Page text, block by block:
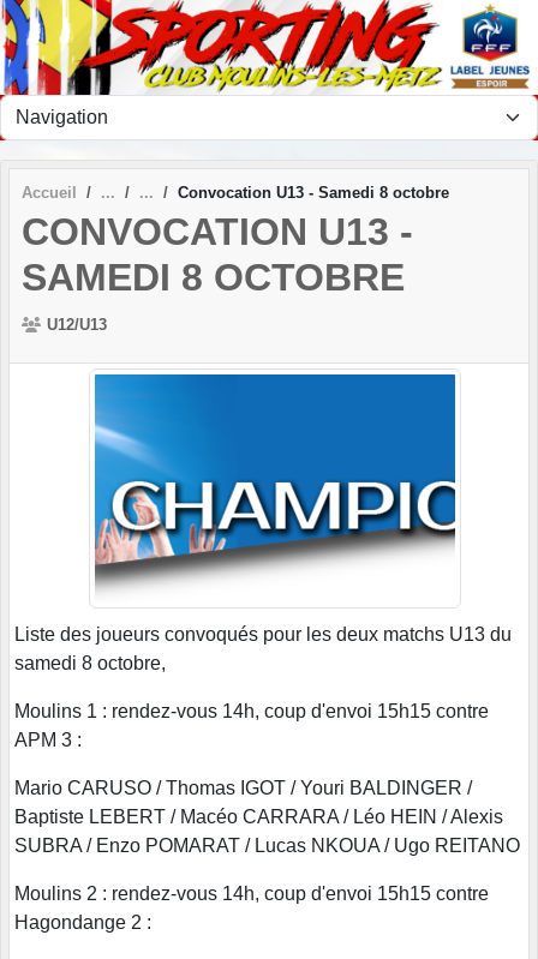
Accueil Convocation U13 - Samedi 8 octobre
CONVOCATION U13 -
SAMEDI 8 OCTOBRE
U12/U13
Liste des joueurs convoqués pour les deux matchs U13 du
samedi 8 octobre,
Moulins 1 : rendez-vous 14h, coup d'envoi 15h15 contre
APM 3 :
Mario CARUSO / Thomas IGOT / Youri BALDINGER /
Baptiste LEBERT / Macéo CARRARA / Léo HEIN / Alexis
SUBRA / Enzo POMARAT / Lucas NKOUA / Ugo REITANO
Moulins 2 : rendez-vous 14h, coup d'envoi 15h15 contre
Hagondange 2 :
Panneau de gestion des cookies